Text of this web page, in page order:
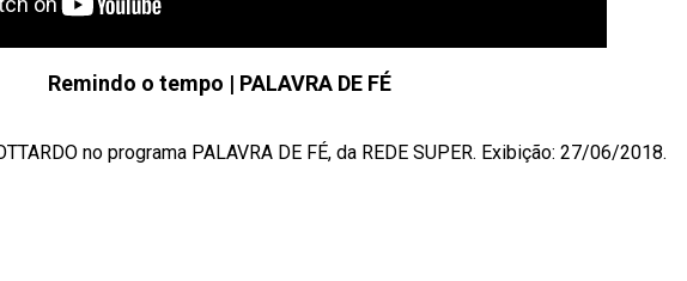
Remindo o tempo | PALAVRA DE FÉ
no programa PALAVRA DE FÉ, da REDE SUPER. Exibição: 27/06/2018.